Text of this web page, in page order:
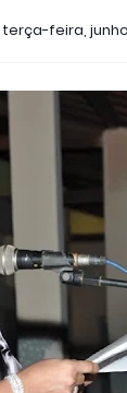
terça-feira, junho